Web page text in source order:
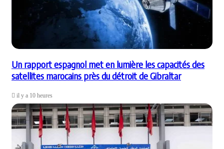
Un rapport espagnol met en lumière les capacités des
satellites marocains près du détroit de Gibraltar
il y a 10 heures